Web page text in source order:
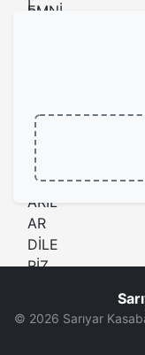
© 2026 Sarıyar